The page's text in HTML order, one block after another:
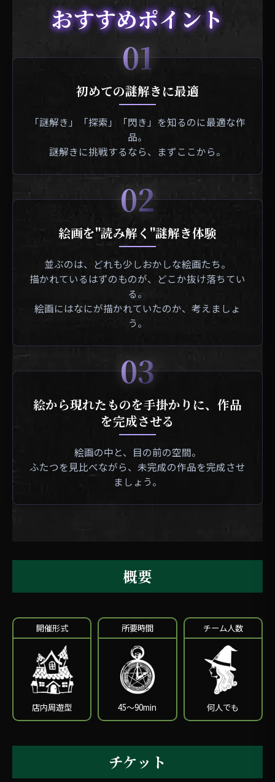
おすすめポイント
01
初めての謎解きに最適
「謎解き」「探索」「閃き」を知るのに最適な作
品。
謎解きに挑戦するなら、まずここから。
02
絵画を"読み解く"謎解き体験
並ぶのは、どれも少しおかしな絵画たち。
描かれているはずのものが、どこか抜け落ちてい
る。
絵画にはなにが描かれていたのか、考えましょ
う。
03
絵から現れたものを手掛かりに、作品
を完成させる
絵画の中と、目の前の空間。
ふたつを見比べながら、未完成の作品を完成させ
ましょう。
概要
開催形式
店内周遊型
所要時間
45〜90min
チーム人数
何人でも
チケット